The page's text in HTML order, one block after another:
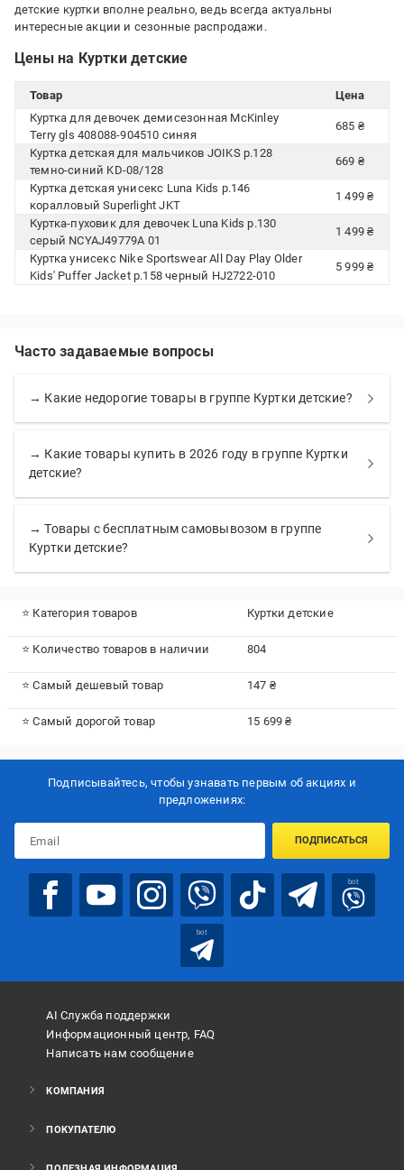
детские куртки вполне реально, ведь всегда актуальны
интересные акции и сезонные распродажи.
Цены на Куртки детские
Товар
Цена
Куртка для девочек демисезонная McKinley
Terry gls 408088-904510 синяя
685 ₴
Куртка детская для мальчиков JOIKS р.128
темно-синий KD-08/128
669 ₴
Куртка детская унисекс Luna Kids р.146
коралловый Superlight JKT
1 499 ₴
Куртка-пуховик для девочек Luna Kids р.130
серый NCYAJ49779A 01
1 499 ₴
Куртка унисекс Nike Sportswear All Day Play Older
Kids' Puffer Jacket р.158 черный HJ2722-010
5 999 ₴
Часто задаваемые вопросы
→ Какие недорогие товары в группе Куртки детские?
→ Какие товары купить в 2026 году в группе Куртки
детские?
→ Товары с бесплатным самовывозом в группе
Куртки детские?
⭐ Категория товаров Куртки детские
⭐ Количество товаров в наличии 804
⭐ Самый дешевый товар 147 ₴
⭐ Самый дорогой товар 15 699 ₴
Подписывайтесь, чтобы узнавать первым об акцияx и
предложениях:
ПОДПИСАТЬСЯ
bot
bot
AI Служба поддержки
Информационный центр, FAQ
Написать нам сообщение
КОМПАНИЯ
ПОКУПАТЕЛЮ